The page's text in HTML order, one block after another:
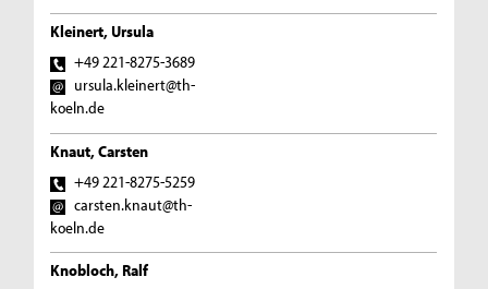
Kleinert, Ursula
+49 221-8275-3689
ursula.kleinert@th-
koeln.de
Knaut, Carsten
+49 221-8275-5259
carsten.knaut@th-
koeln.de
Knobloch, Ralf